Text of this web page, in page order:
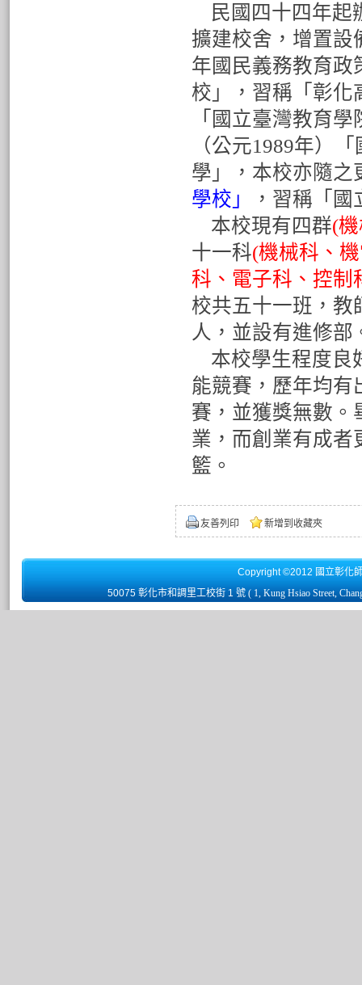
民國四十四年起
擴建校舍，增置設
年國民義務教育政
校」，習稱「彰化
「國立臺灣教育
（公元1989年）
學」，本校亦隨之
學校」
，習稱「
本校現有四群(
十一科(機械科、
科、電子科、控制
校共五十一班，教
人，並設有進修部
本校學生程度良
能競賽，歷年均有
賽，並獲獎無數。
業，而創業有成者
籃。
友善列印 新增到收藏夾
Copyright ©2012 國立彰化
50075 彰化市和調里工校街 1 號 ( 1, Kung Hsiao Street,